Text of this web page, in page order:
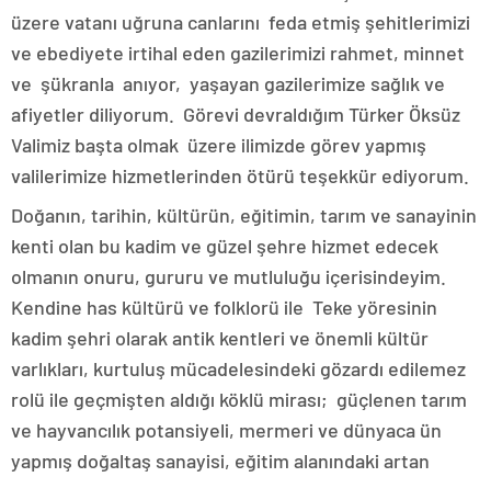
üzere vatanı uğruna canlarını feda etmiş şehitlerimizi
ve ebediyete irtihal eden gazilerimizi rahmet, minnet
ve şükranla anıyor, yaşayan gazilerimize sağlık ve
afiyetler diliyorum. Görevi devraldığım Türker Öksüz
Valimiz başta olmak üzere ilimizde görev yapmış
valilerimize hizmetlerinden ötürü teşekkür ediyorum.
Doğanın, tarihin, kültürün, eğitimin, tarım ve sanayinin
kenti olan bu kadim ve güzel şehre hizmet edecek
olmanın onuru, gururu ve mutluluğu içerisindeyim.
Kendine has kültürü ve folklorü ile Teke yöresinin
kadim şehri olarak antik kentleri ve önemli kültür
varlıkları, kurtuluş mücadelesindeki gözardı edilemez
rolü ile geçmişten aldığı köklü mirası; güçlenen tarım
ve hayvancılık potansiyeli, mermeri ve dünyaca ün
yapmış doğaltaş sanayisi, eğitim alanındaki artan